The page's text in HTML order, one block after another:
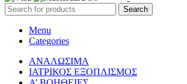
Search
Menu
Categories
ΑΝΑΛΩΣΙΜΑ
ΙΑΤΡΙΚΟΣ ΕΞΟΠΛΙΣΜΟΣ